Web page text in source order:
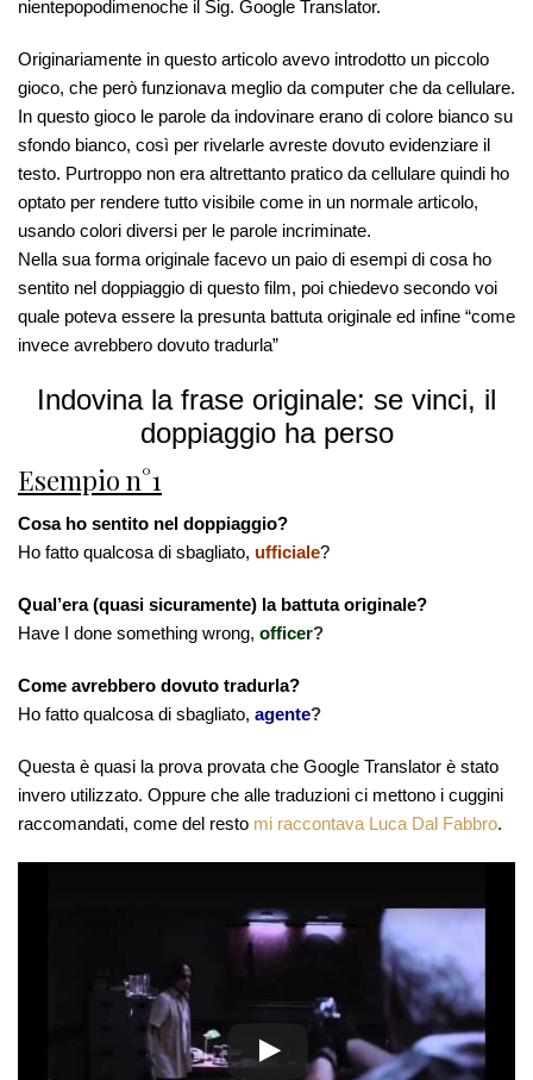
nientepopodimenoche il Sig. Google Translator.
Originariamente in questo articolo avevo introdotto un piccolo
gioco, che però funzionava meglio da computer che da cellulare.
In questo gioco le parole da indovinare erano di colore bianco su
sfondo bianco, così per rivelarle avreste dovuto evidenziare il
testo. Purtroppo non era altrettanto pratico da cellulare quindi ho
optato per rendere tutto visibile come in un normale articolo,
usando colori diversi per le parole incriminate.
Nella sua forma originale facevo un paio di esempi di cosa ho
sentito nel doppiaggio di questo film, poi chiedevo secondo voi
quale poteva essere la presunta battuta originale ed infine “come
invece avrebbero dovuto tradurla”
Indovina la frase originale: se vinci, il
doppiaggio ha perso
Esempio n°1
Cosa ho sentito nel doppiaggio?
Ho fatto qualcosa di sbagliato, ufficiale?
Qual’era (quasi sicuramente) la battuta originale?
Have I done something wrong, officer?
Come avrebbero dovuto tradurla?
Ho fatto qualcosa di sbagliato, agente?
Questa è quasi la prova provata che Google Translator è stato
invero utilizzato. Oppure che alle traduzioni ci mettono i cuggini
raccomandati, come del resto mi raccontava Luca Dal Fabbro.